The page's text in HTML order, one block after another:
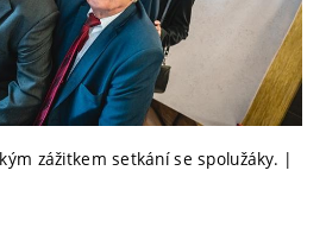
zážitkem setkání se spolužáky. |